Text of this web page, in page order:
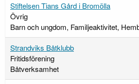
Stiftelsen Tians Gård i Bromölla
Övrig
Barn och ungdom, Familjeaktivitet,
Strandviks Båtklubb
Fritidsförening
Båtverksamhet